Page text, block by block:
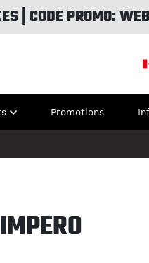
| CODE PROMO:
Promotions